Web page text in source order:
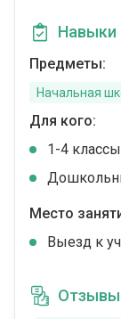
Навыки
Предметы:
Начальная
Для кого:
1-4 классы
Место
Выезд к
Отзывы